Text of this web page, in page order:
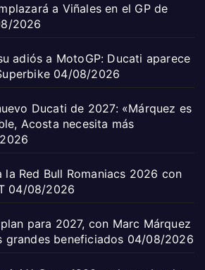
a Viñales en el GP de
2026
adiós a MotoGP: Ducati aparece
04/08/2026
Ducati de 2027: «Márquez es
Acosta necesita más
la Red Bull Romaniacs 2026 con
04/08/2026
para 2027, con Marc Márquez
beneficiados 04/08/2026